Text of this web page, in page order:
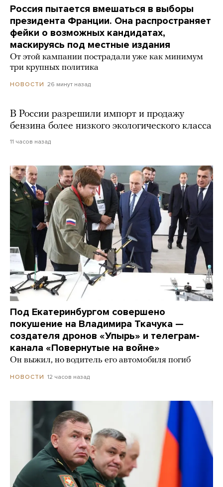
Россия пытается вмешаться в выборы
президента Франции. Она распространяет
фейки о возможных кандидатах,
маскируясь под местные издания
От этой кампании пострадали уже как минимум
три крупных политика
НОВОСТИ 26 минут назад
В России разрешили импорт и продажу
бензина более низкого экологического класса
11 часов назад
Под Екатеринбургом совершено
покушение на Владимира Ткачука —
создателя дронов «Упырь» и телеграм-
канала «Повернутые на войне»
Он выжил, но водитель его автомобиля погиб
НОВОСТИ 12 часов назад